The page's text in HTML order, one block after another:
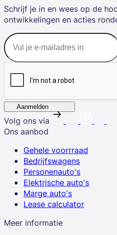
Schrijf je in en wees op de
ontwikkelingen en acties
Aanmelden
Volg ons via
Ons aanbod
Gehele voorrraad
Bedrijfswagens
Personenauto's
Elektrische auto's
Marge auto's
Lease calculator
Meer informatie